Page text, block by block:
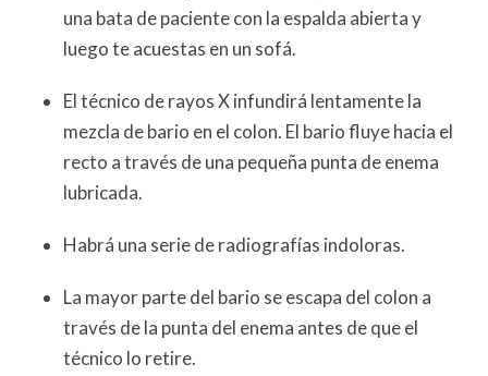
una bata de paciente con la espalda abierta y
luego te acuestas en un sofá.
El técnico de rayos X infundirá lentamente la
mezcla de bario en el colon. El bario fluye hacia el
recto a través de una pequeña punta de enema
lubricada.
Habrá una serie de radiografías indoloras.
La mayor parte del bario se escapa del colon a
través de la punta del enema antes de que el
técnico lo retire.